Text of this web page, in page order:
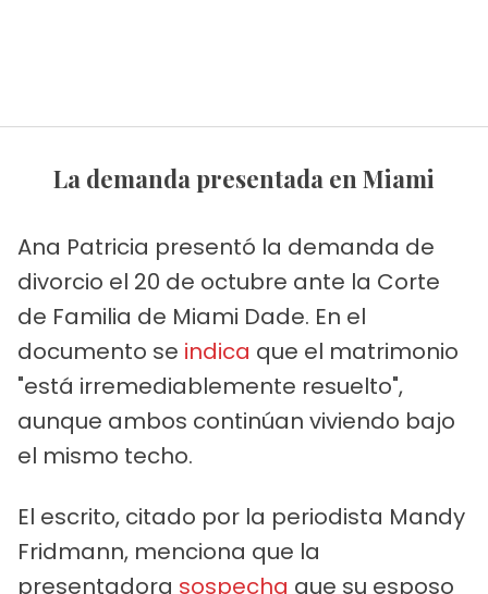
La demanda presentada en Miami
Ana Patricia presentó la demanda de
divorcio el 20 de octubre ante la Corte
de Familia de Miami Dade. En el
documento se indica que el matrimonio
"está irremediablemente resuelto",
aunque ambos continúan viviendo bajo
el mismo techo.
El escrito, citado por la periodista Mandy
Fridmann, menciona que la
presentadora sospecha que su esposo